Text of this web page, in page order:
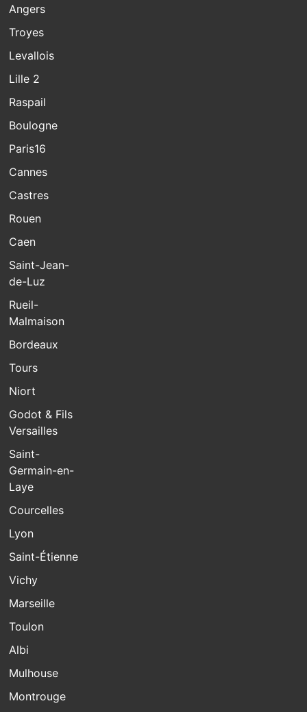
Angers
Troyes
Levallois
Lille 2
Raspail
Boulogne
Paris16
Cannes
Castres
Rouen
Caen
Saint-Jean-
de-Luz
Rueil-
Malmaison
Bordeaux
Tours
Niort
Godot & Fils
Versailles
Saint-
Germain-en-
Laye
Courcelles
Lyon
Saint-Étienne
Vichy
Marseille
Toulon
Albi
Mulhouse
Montrouge